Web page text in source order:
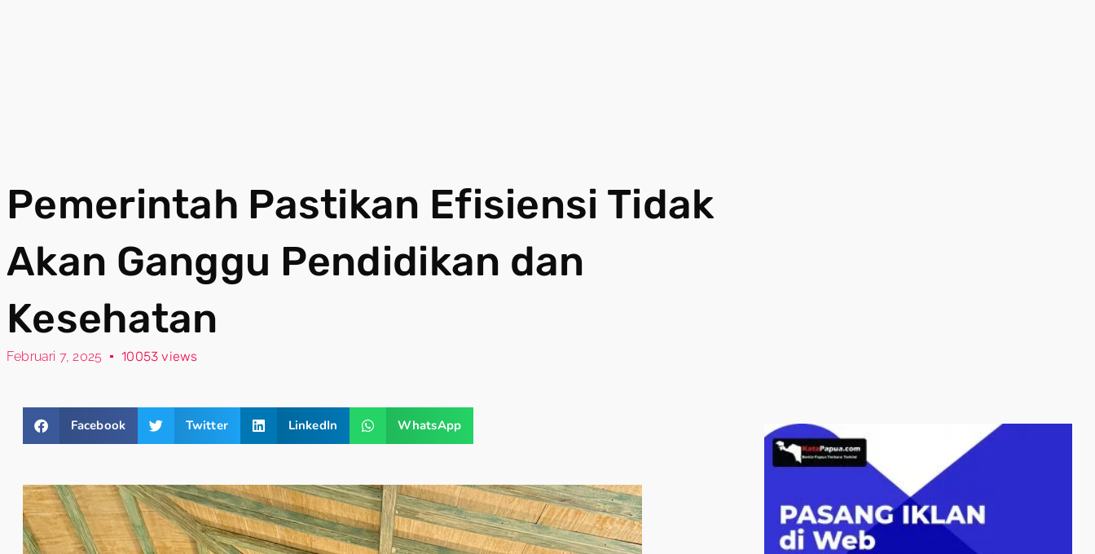
Pemerintah Pastikan Efisiensi Tidak
Akan Ganggu Pendidikan dan
Kesehatan
Februari 7, 2025 10053 views
Facebook Twitter LinkedIn WhatsApp